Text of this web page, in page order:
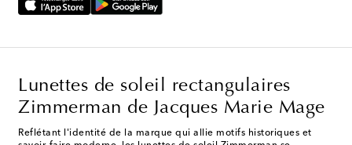
Lunettes de soleil rectangulaires
Zimmerman de Jacques Marie Mage
Reflétant l'identité de la marque qui allie motifs historiques et